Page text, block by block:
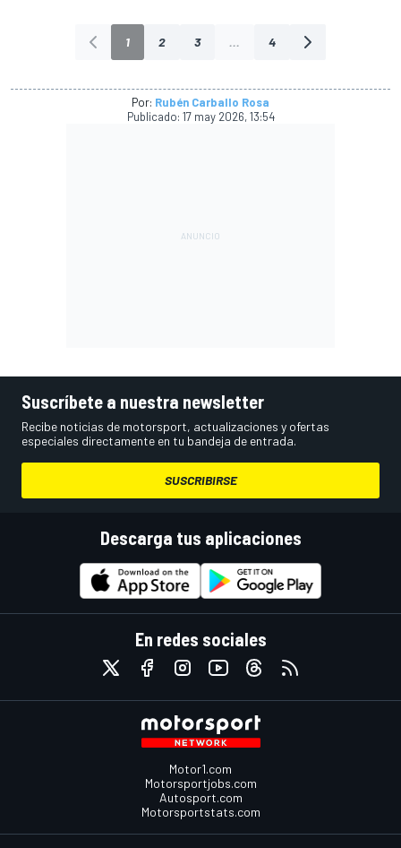
1 2 3 ... 4
Por: Rubén Carballo Rosa
Publicado: 17 may 2026, 13:54
Suscríbete a nuestra newsletter
Recibe noticias de motorsport, actualizaciones y ofertas
especiales directamente en tu bandeja de entrada.
SUSCRIBIRSE
Descarga tus aplicaciones
En redes sociales
Motor1.com
Motorsportjobs.com
Autosport.com
Motorsportstats.com